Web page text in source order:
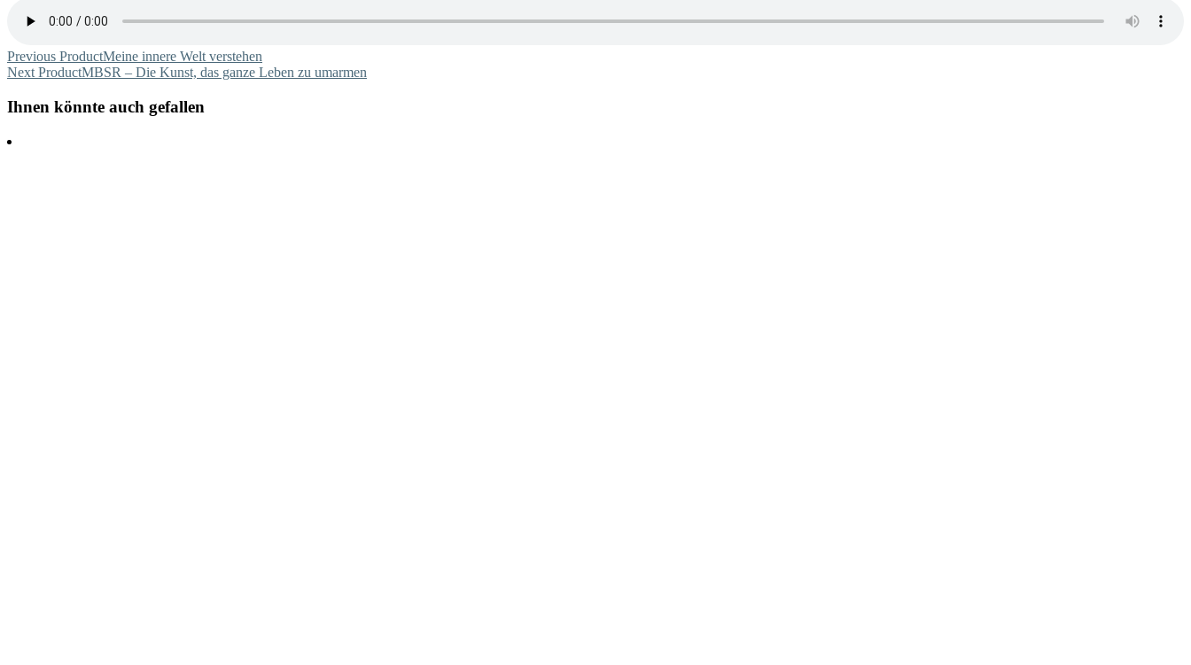
Previous ProductMeine innere Welt verstehen
Next ProductMBSR – Die Kunst, das ganze Leben zu umarmen
Ihnen könnte auch gefallen